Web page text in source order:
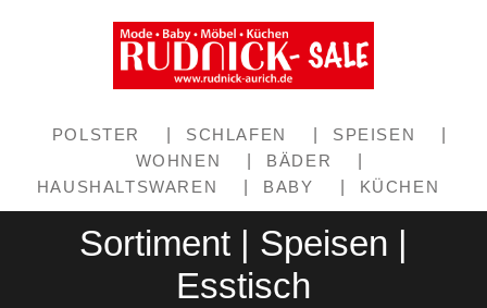
POLSTER SCHLAFEN SPEISEN
WOHNEN
BÄDER
HAUSHALTSWAREN
BABY KÜCHEN
Sortiment | Speisen |
Esstisch